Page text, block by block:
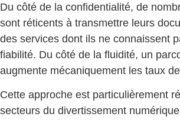
Du côté de la confidentialité, de
sont réticents à transmettre leurs
des services dont ils ne connaissent
fiabilité. Du côté de la fluidité, un
augmente mécaniquement les taux
Cette approche est particulièrement
secteurs du divertissement